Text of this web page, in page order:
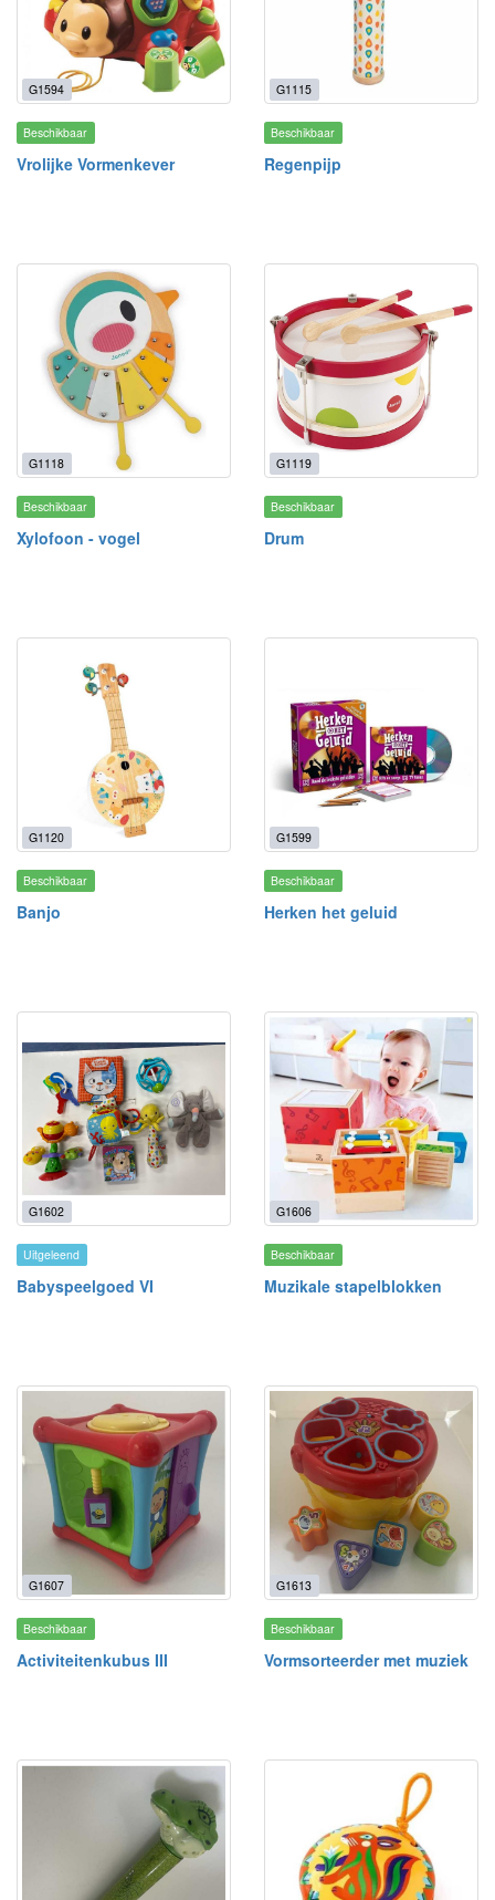
G1594
Beschikbaar
Vrolijke Vormenkever
G1115
Beschikbaar
Regenpijp
G1118
Beschikbaar
Xylofoon - vogel
G1119
Beschikbaar
Drum
G1120
Beschikbaar
Banjo
G1599
Beschikbaar
Herken het geluid
G1602
Uitgeleend
Babyspeelgoed VI
G1606
Beschikbaar
Muzikale stapelblokken
G1607
Beschikbaar
Activiteitenkubus III
G1613
Beschikbaar
Vormsorteerder met muziek